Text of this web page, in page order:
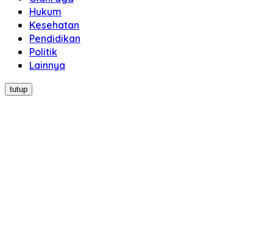
Hukum
Kesehatan
Pendidikan
Politik
Lainnya
tutup